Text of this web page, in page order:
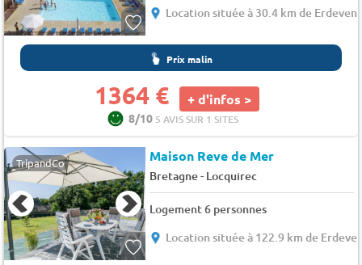
Location située à 30.4 km de Erdeven
Prix malin
1364 € + d'infos >
8/10 5 AVIS SUR 1 SITES
TripandCo Maison Reve de Mer
Bretagne- Locquirec
Logement 6 personnes
Location située à 122.9 km de